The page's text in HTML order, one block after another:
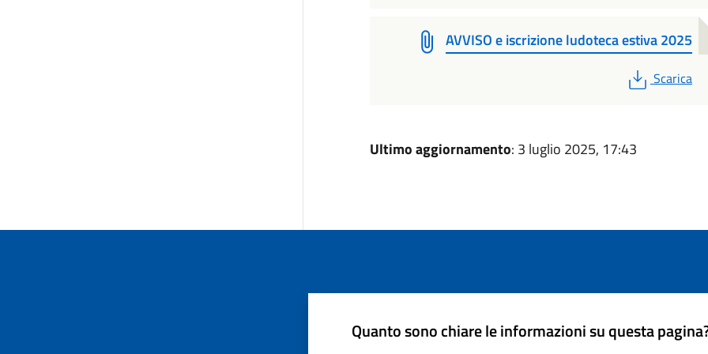
AVVISO e iscrizione ludoteca estiva 2025
PDF
Scarica
Ultimo aggiornamento: 3 luglio 2025, 17:43
Quanto sono chiare le informazioni su questa